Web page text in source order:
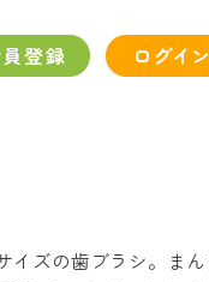
登録 ログイン
イズの歯ブラシ。ま